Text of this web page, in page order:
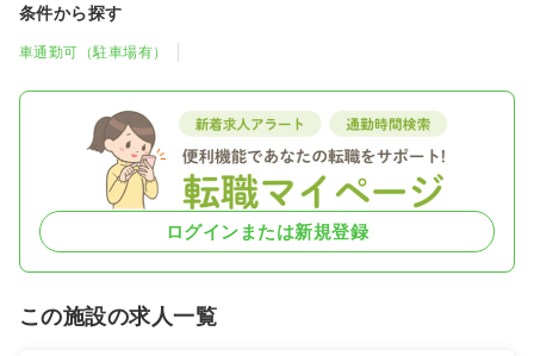
条件から探す
車通勤可（駐車場有）
ログインまたは新規登録
この施設の求人一覧